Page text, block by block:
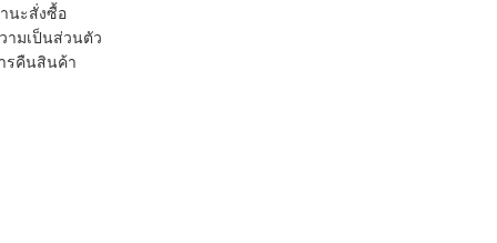
นะสั่งซื้อ
ามเป็นส่วนตัว
รคืนสินค้า